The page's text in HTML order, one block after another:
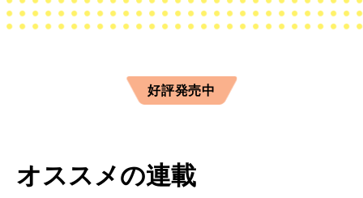
好評発売中
オススメの連載